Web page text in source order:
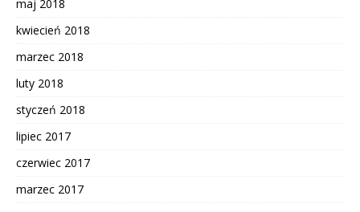
maj 2018
kwiecień 2018
marzec 2018
luty 2018
styczeń 2018
lipiec 2017
czerwiec 2017
marzec 2017